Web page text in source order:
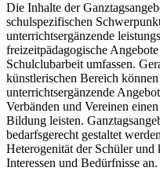
Die Inhalte der
schulspezifischen
unterrichtsergänzende
freizeitpädagogische
Schulclubarbeit umfassen.
künstlerischen Bereich
unterrichtsergänzende
Verbänden und Vereinen
Bildung leisten.
bedarfsgerecht gestaltet
Heterogenität der Schüler
Interessen und Bedürfnisse an.